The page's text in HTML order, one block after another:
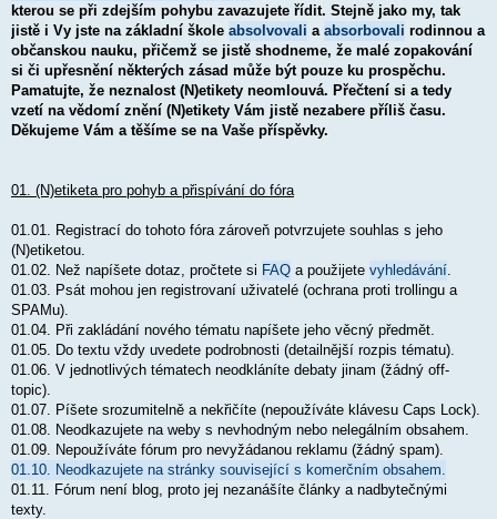
kterou se při zdejším pohybu zavazujete řídit. Stejně jako my, tak
jistě i Vy jste na základní škole absolvovali a absorbovali rodinnou a
občanskou nauku, přičemž se jistě shodneme, že malé zopakování
si či upřesnění některých zásad může být pouze ku prospěchu.
Pamatujte, že neznalost (N)etikety neomlouvá. Přečtení si a tedy
vzetí na vědomí znění (N)etikety Vám jistě nezabere příliš času.
Děkujeme Vám a těšíme se na Vaše příspěvky.
01. (N)etiketa pro pohyb a přispívání do fóra
01.01. Registrací do tohoto fóra zároveň potvrzujete souhlas s jeho
(N)etiketou.
01.02. Než napíšete dotaz, pročtete si FAQ a použijete vyhledávání
01.03. Psát mohou jen registrovaní uživatelé (ochrana proti trollingu a
SPAMu).
01.04. Při zakládání nového tématu napíšete jeho věcný předmět.
01.05. Do textu vždy uvedete podrobnosti (detailnější rozpis tématu).
01.06. V jednotlivých tématech neodkláníte debaty jinam (žádný off-
topic).
01.07. Píšete srozumitelně a nekřičíte (nepoužíváte klávesu Caps Lock).
01.08. Neodkazujete na weby s nevhodným nebo nelegálním obsahem.
01.09. Nepoužíváte fórum pro nevyžádanou reklamu (žádný spam).
01.10. Neodkazujete na stránky související s komerčním obsahem.
01.11. Fórum není blog, proto jej nezanášíte články a nadbytečnými
texty.